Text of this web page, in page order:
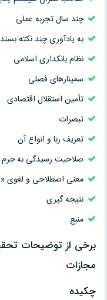
چند سال تجربه عملی
به یادآوری چند نکته
نظام بانکداری اسلامی
سمینارهای فصلی
تأمین‌ استقلال‌ اقتصادی‌
تبصرات
تعریف ربا و انواع آن
صلاحیت رسیدگی به جرم
معنی اصطلاحی و لغوی «
نتیجه گیری
منبع
مجازات
چکیده